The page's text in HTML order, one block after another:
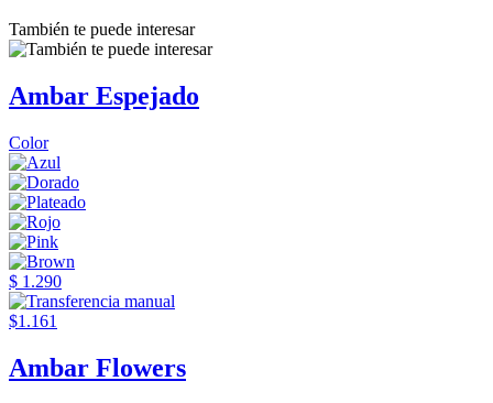
También te puede interesar
Ambar Espejado
Color
$ 1.290
$1.161
Ambar Flowers